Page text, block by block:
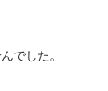
でした。